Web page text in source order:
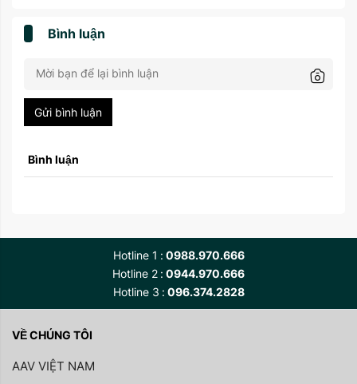
Bình luận
Gửi bình luận
Bình luận
Hotline 1
0988.970.666
Hotline 2 0944.970.666
Hotline 3
096.374.2828
VỀ CHÚNG TÔI
AAV VIỆT NAM